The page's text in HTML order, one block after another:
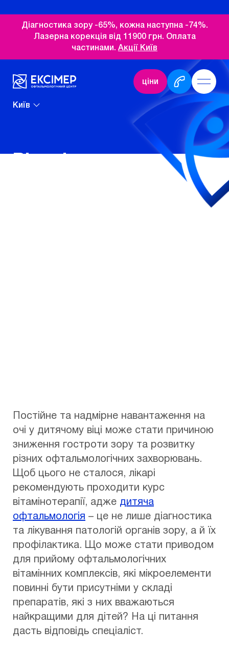
Діагностика зору -65%, кожна наступна -74%.
Лазерна корекція від 11900 грн. Оплата
частинами. Акції Київ
ціни
Київ
Постійне та надмірне навантаження на
очі у дитячому віці може стати причиною
зниження гостроти зору та розвитку
різних офтальмологічних захворювань.
Щоб цього не сталося, лікарі
рекомендують проходити курс
вітамінотерапії, адже дитяча
офтальмологія – це не лише діагностика
та лікування патологій органів зору, а й їх
профілактика. Що може стати приводом
для прийому офтальмологічних
вітамінних комплексів, які мікроелементи
повинні бути присутніми у складі
препаратів, які з них вважаються
найкращими для дітей? На ці питання
дасть відповідь спеціаліст.